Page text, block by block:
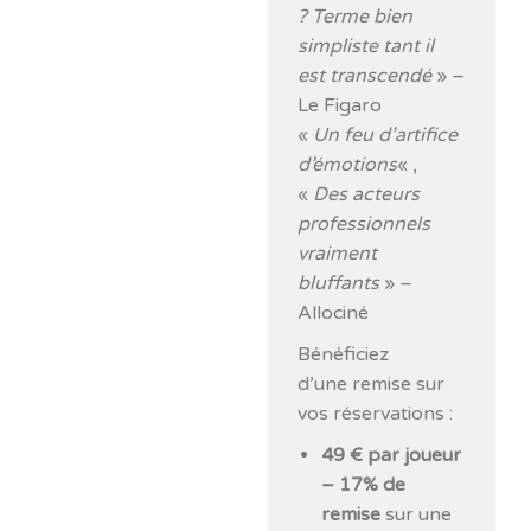
? Terme bien
simpliste tant il
est transcendé» –
Le Figaro
« Un feu d’artifice
d’émotions« ,
« Des acteurs
professionnels
vraiment
bluffants» –
Allociné
Bénéficiez
d’une remise sur
vos réservations :
49 € par joueur
– 17% de
remise sur une